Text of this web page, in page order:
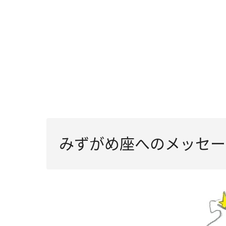
みずがめ座へのメッセ